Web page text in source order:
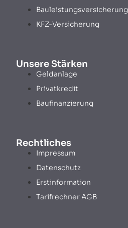
Bauleistungsversicherung
KFZ-Versicherung
Unsere Stärken
Geldanlage
Privatkredit
Baufinanzierung
Rechtliches
Impressum
Datenschutz
Erstinformation
Tarifrechner AGB